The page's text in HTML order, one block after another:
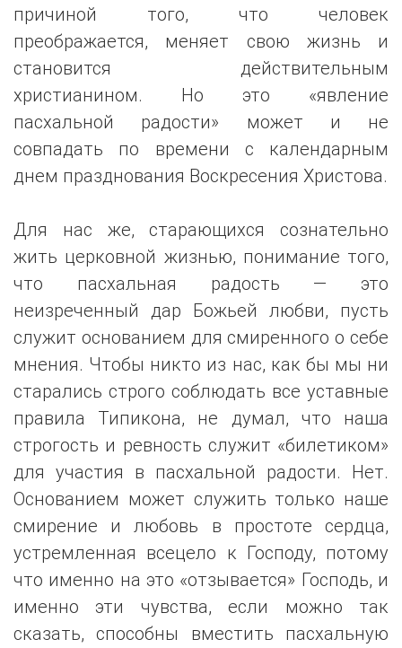
причиной того, что человек
преображается, меняет свою жизнь и
становится действительным
христианином. Но это «явление
пасхальной радости» может и не
совпадать по времени с календарным
днем празднования Воскресения Христова.
Для нас же, старающихся сознательно
жить церковной жизнью, понимание того,
что пасхальная радость — это
неизреченный дар Божьей любви, пусть
служит основанием для смиренного о себе
мнения. Чтобы никто из нас, как бы мы ни
старались строго соблюдать все уставные
правила Типикона, не думал, что наша
строгость и ревность служит «билетиком»
для участия в пасхальной радости. Нет.
Основанием может служить только наше
смирение и любовь в простоте сердца,
устремленная всецело к Господу, потому
что именно на это «отзывается» Господь, и
именно эти чувства, если можно так
сказать, способны вместить пасхальную